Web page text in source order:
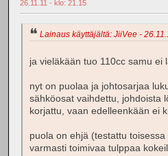
26.11.11 - klo: 21.15
Lainaus käyttäjältä: JiiVee -
ja vieläkään tuo 110cc samu ei
nyt on puolaa ja johtosarjaa
sähköosat vaihdettu, johdoista
korjattu, vaan edelleenkään ei
puola on ehjä (testattu
varmasti toimivaa tulppaa